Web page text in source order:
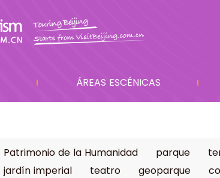
ÁREAS ESCÉNICAS
Patrimonio de la Humanidad parque
jardín imperial
teatro geoparque